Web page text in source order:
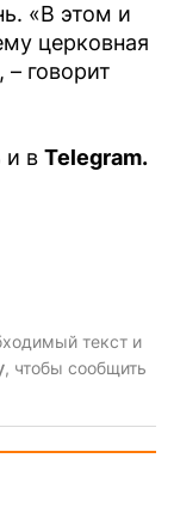
«В этом и
церковная
говорит
и в Telegram.
текст и
, чтобы сообщить